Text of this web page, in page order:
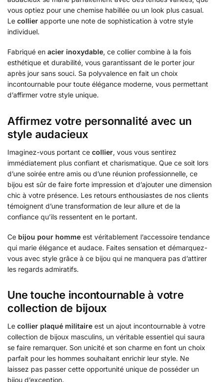
vous optiez pour une chemise habillée ou un look plus casual.
Le collier apporte une note de sophistication à votre style
individuel.
Fabriqué en acier inoxydable, ce collier combine à la fois
esthétique et durabilité, vous garantissant de le porter jour
après jour sans souci. Sa polyvalence en fait un choix
incontournable pour toute élégance moderne, vous permettant
d’affirmer votre style unique.
Affirmez votre personnalité avec un
style audacieux
Imaginez-vous portant ce collier, vous vous sentirez
immédiatement plus confiant et charismatique. Que ce soit lors
d’une soirée entre amis ou d’une réunion professionnelle, ce
bijou est sûr de faire forte impression et d’ajouter une dimension
chic à votre présence. Les retours enthousiastes de nos clients
témoignent d’une transformation de leur allure et de la
confiance qu’ils ressentent en le portant.
Ce bijou pour homme est véritablement l’accessoire tendance
qui marie élégance et audace. Faites sensation et démarquez-
vous avec style grâce à ce bijou qui ne manquera pas d’attirer
les regards admiratifs.
Une touche incontournable à votre
collection de bijoux
Le collier plaqué militaire est un ajout incontournable à votre
collection de bijoux masculins, un véritable essentiel qui saura
se faire remarquer. Son unicité et son charme en font un choix
parfait pour les hommes souhaitant enrichir leur style. Ne
laissez pas passer cette opportunité unique de posséder un
bijou d’exception.